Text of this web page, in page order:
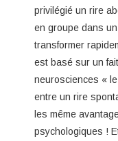
privilégié un rire
en groupe dans
transformer
est basé sur un
neurosciences «
entre un rire
les même
psychologiques !